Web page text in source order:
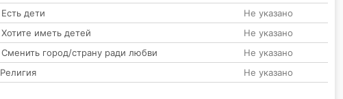
Есть дети
Не указано
Хотите иметь детей
Не указано
Сменить город/страну ради любви
Не указано
Религия
Не указано